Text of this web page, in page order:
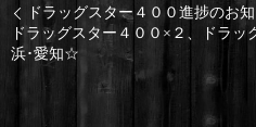
ドラッグスター４００進捗のお
ドラッグスター４００×２、ドラ
浜･愛知☆